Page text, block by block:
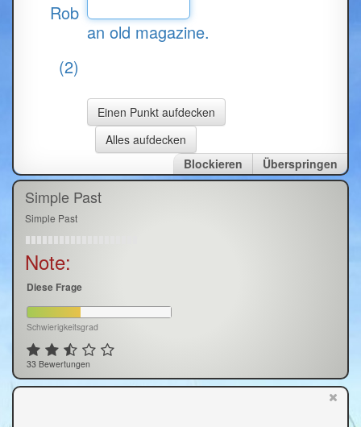
Rob
an old magazine.
(2)
Überspringen
Blockieren
Simple Past
Simple Past
Note:
Diese Frage
Schwierigkeitsgrad
33 Bewertungen